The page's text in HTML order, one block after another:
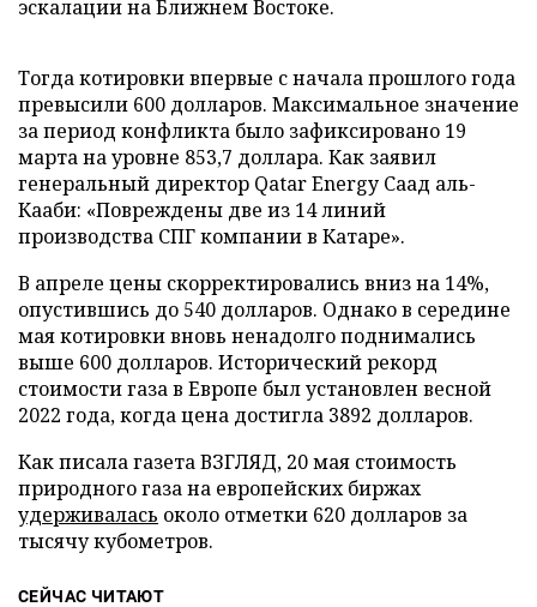
эскалации на Ближнем Востоке.
Тогда котировки впервые с начала прошлого года
превысили 600 долларов. Максимальное значение
за период конфликта было зафиксировано 19
марта на уровне 853,7 доллара. Как заявил
генеральный директор Qatar Energy Саад аль-
Кааби: «Повреждены две из 14 линий
производства СПГ компании в Катаре».
В апреле цены скорректировались вниз на 14%,
опустившись до 540 долларов. Однако в середине
мая котировки вновь ненадолго поднимались
выше 600 долларов. Исторический рекорд
стоимости газа в Европе был установлен весной
2022 года, когда цена достигла 3892 долларов.
Как писала газета ВЗГЛЯД, 20 мая стоимость
природного газа на европейских биржах
удерживалась около отметки 620 долларов за
тысячу кубометров.
СЕЙЧАС ЧИТАЮТ